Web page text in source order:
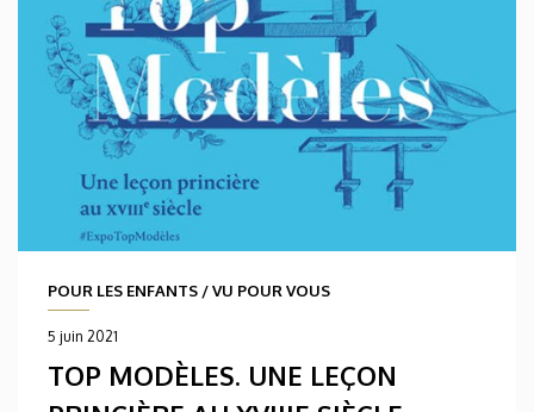
POUR LES ENFANTS /VU POUR VOUS
5 juin 2021
TOP MODÈLES. UNE LEÇON